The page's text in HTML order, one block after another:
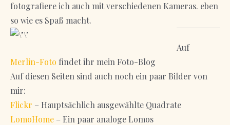
fotografiere ich auch mit verschiedenen Kameras. eben
so wie es Spaß macht.
Auf
Merlin-Foto findet ihr mein Foto-Blog
Auf diesen Seiten sind auch noch ein paar Bilder von
mir:
Flickr – Hauptsächlich ausgewählte Quadrate
LomoHome – Ein paar analoge Lomos